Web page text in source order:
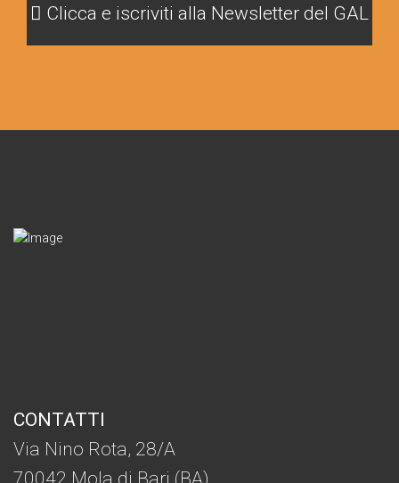
Clicca e iscriviti alla Newsletter del GAL
CONTATTI
Via Nino Rota, 28/A
70042 Mola di Bari (BA)